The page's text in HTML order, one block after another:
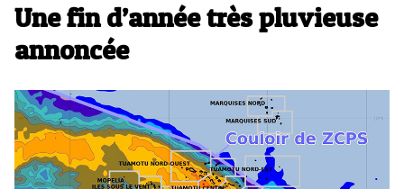
Une fin d’année très pluvieuse
annoncée